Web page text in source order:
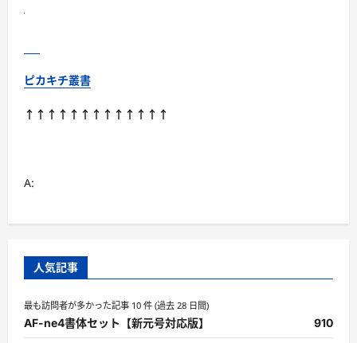
ピカキチ叢書
↑↑↑↑↑↑↑↑↑↑↑↑↑
A:
人気記事
最も訪問者が多かった記事 10 件 (過去 28 日間)
AF-ne4書体セット【新元号対応版】 910